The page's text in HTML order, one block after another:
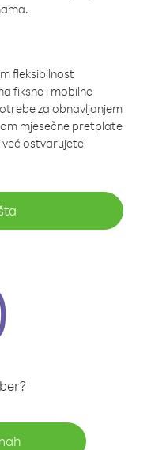
fleksibilnost
fiksne i mobilne
za obnavljanjem
mjesečne pretplate
već ostvarujete